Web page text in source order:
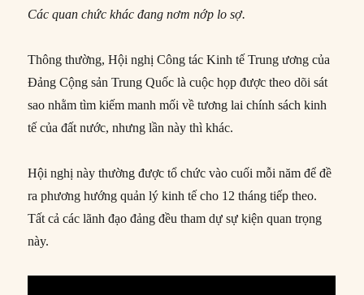
Các quan chức khác đang nơm nớp lo sợ.
Thông thường, Hội nghị Công tác Kinh tế Trung ương của
Đảng Cộng sản Trung Quốc là cuộc họp được theo dõi sát
sao nhằm tìm kiếm manh mối về tương lai chính sách kinh
tế của đất nước, nhưng lần này thì khác.
Hội nghị này thường được tổ chức vào cuối mỗi năm để đề
ra phương hướng quản lý kinh tế cho 12 tháng tiếp theo.
Tất cả các lãnh đạo đảng đều tham dự sự kiện quan trọng
này.